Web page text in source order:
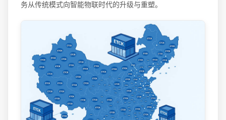
务从传统模式向智能物联时代的升级与重塑。